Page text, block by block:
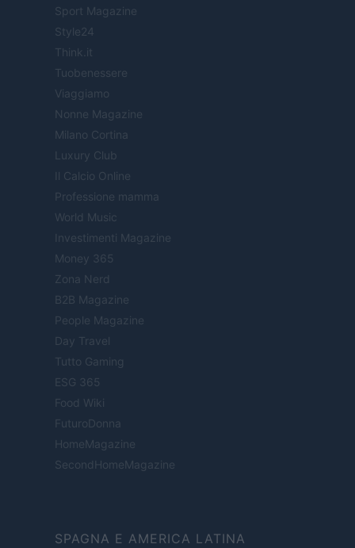
Sport Magazine
Style24
Think.it
Tuobenessere
Viaggiamo
Nonne Magazine
Milano Cortina
Luxury Club
Il Calcio Online
Professione mamma
World Music
Investimenti Magazine
Money 365
Zona Nerd
B2B Magazine
People Magazine
Day Travel
Tutto Gaming
ESG 365
Food Wiki
FuturoDonna
HomeMagazine
SecondHomeMagazine
SPAGNA E AMERICA LATINA